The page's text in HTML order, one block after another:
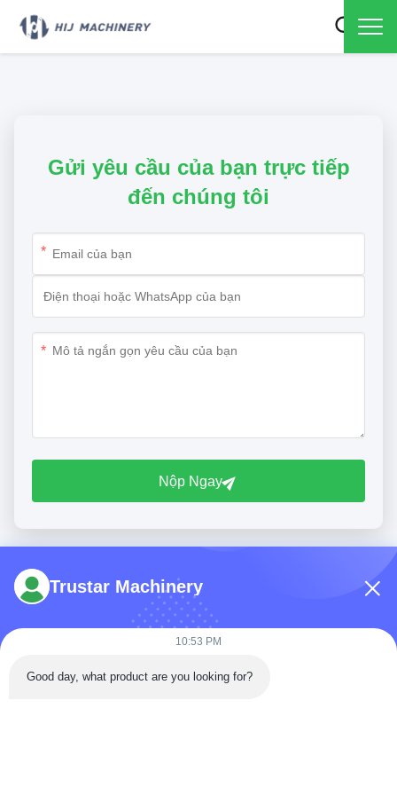
Gửi yêu cầu của bạn trực tiếp
đến chúng tôi
Nộp Ngay
Điện thoại: 86-180-5882-0351
Trustar Machinery
10:53 PM
Good day, what product are you looking for?